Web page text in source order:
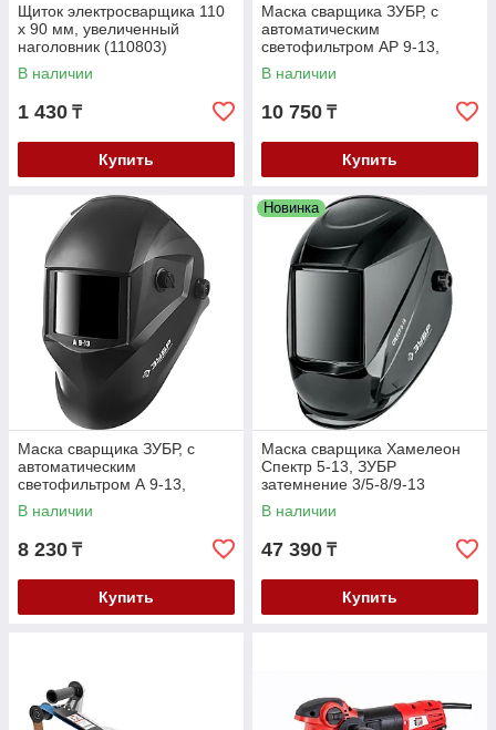
Щиток электросварщика 110
х 90 мм, увеличенный
наголовник (110803)
В наличии
1 430 ₸
Купить
Маска сварщика ЗУБР, с
автоматическим
светофильтром АР 9-13,
затемнение 4/9-13, серия
"Профессионал" (11073)
В наличии
10 750 ₸
Купить
Маска сварщика ЗУБР, с
автоматическим
светофильтром А 9-13,
затемнение 4/9-13, серия
"Профессионал" (11076)
В наличии
8 230 ₸
Купить
Новинка
Маска сварщика Хамелеон
Спектр 5-13, ЗУБР
затемнение 3/5-8/9-13
(11069_z01)
В наличии
47 390 ₸
Купить